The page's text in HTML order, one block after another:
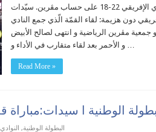
النادي الإفريقي 22-18 على حساب مڨرين. سيّدات
دون هزيمة: لقاء القمّة الّذي جمع النادي
و جمعية مڨرين الرياضية و انتهى لصالح الأبيض
و الأحمر بعد لقاء متقارب في الأداء و …
Read More »
الوطنية ا سيدات:مباراة
البطولة الوطنية,